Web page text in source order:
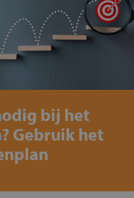
bij het
Gebruik het